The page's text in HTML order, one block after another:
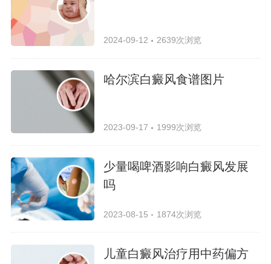
2024-09-12 2639次浏览
哈尔滨白癜风食谱图片
2023-09-17 1999次浏览
少量喝啤酒影响白癜风发展
吗
2023-08-15 1874次浏览
儿童白癜风治疗用中药偏方